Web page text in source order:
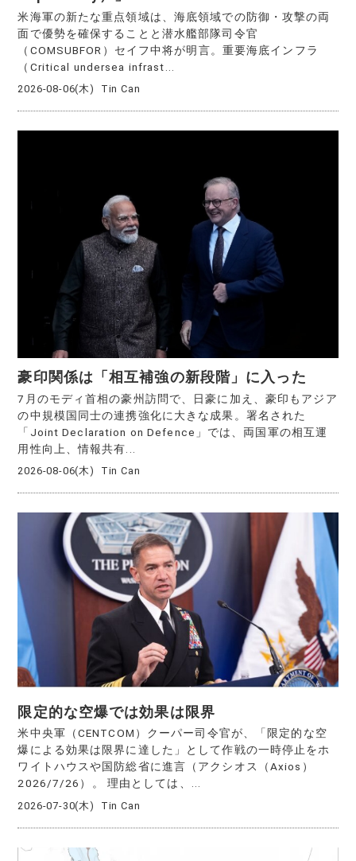
米海軍の新たな重点領域は、海底領域での防御・攻撃の両
面で優勢を確保することと潜水艦部隊司令官
（COMSUBFOR）セイフ中将が明言。重要海底インフラ
（Critical undersea infrast...
2026-08-06(木) Tin Can
豪印関係は「相互補強の新段階」に入った
7月のモディ首相の豪州訪問で、日豪に加え、豪印もアジア
の中規模国同士の連携強化に大きな成果。署名された
「Joint Declaration on Defence」では、両国軍の相互運
用性向上、情報共有...
2026-08-06(木) Tin Can
限定的な空爆では効果は限界
米中央軍（CENTCOM）クーパー司令官が、「限定的な空
爆による効果は限界に達した」として作戦の一時停止をホ
ワイトハウスや国防総省に進言（アクシオス（Axios）
2026/7/26）。 理由としては、...
2026-07-30(木) Tin Can